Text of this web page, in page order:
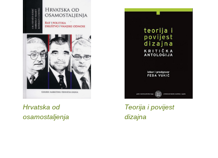
Hrvatska od
osamostaljenja
Teorija i povijest
dizajna